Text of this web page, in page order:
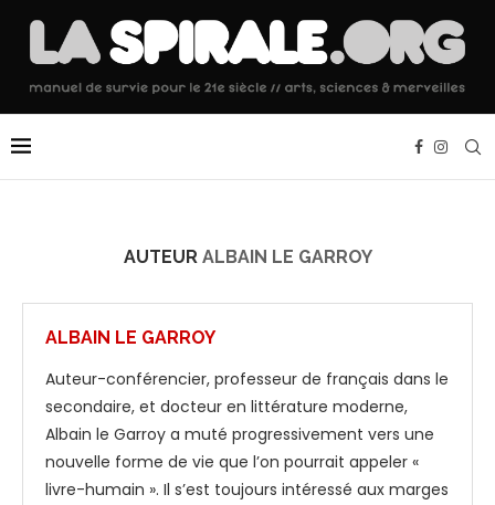
AUTEUR ALBAIN LE GARROY
ALBAIN LE GARROY
Auteur-conférencier, professeur de français dans le
secondaire, et docteur en littérature moderne,
Albain le Garroy a muté progressivement vers une
nouvelle forme de vie que l’on pourrait appeler «
livre-humain ». Il s’est toujours intéressé aux marges